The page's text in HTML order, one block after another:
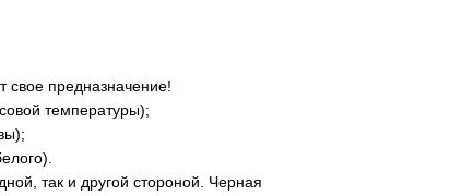
свое предназначение!
температуры);
так и другой стороной. Черная